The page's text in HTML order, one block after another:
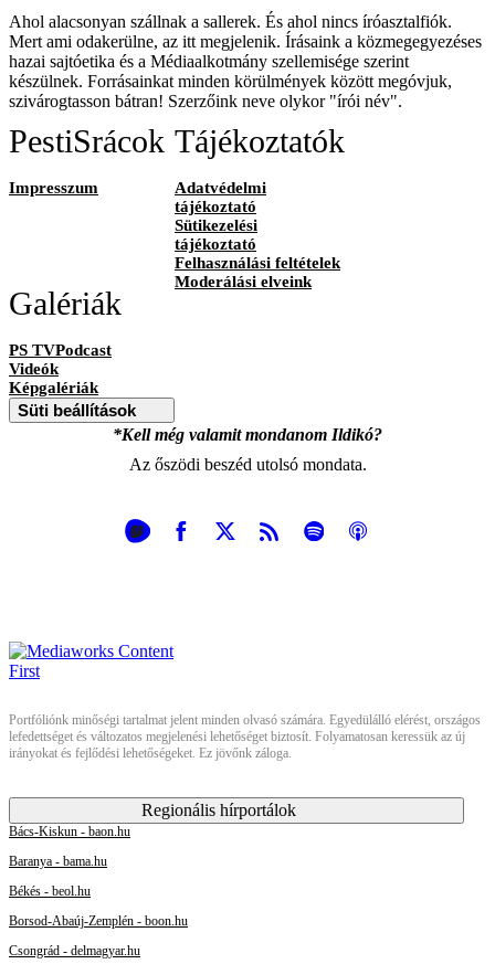
Ahol alacsonyan szállnak a sallerek. És ahol nincs íróasztalfiók.
Mert ami odakerülne, az itt megjelenik. Írásaink a közmegegyezéses
hazai sajtóetika és a Médiaalkotmány szellemisége szerint
készülnek. Forrásainkat minden körülmények között megóvjuk,
szivárogtasson bátran! Szerzőink neve olykor "írói név".
PestiSrácok
Impresszum
Tájékoztatók
Adatvédelmi
tájékoztató
Sütikezelési
tájékoztató
Felhasználási feltételek
Moderálási elveink
Galériák
PS TVPodcast
Videók
Képgalériák
Süti beállítások
*Kell még valamit mondanom Ildikó?
Az őszödi beszéd utolsó mondata.
Portfóliónk minőségi tartalmat jelent minden olvasó számára. Egyedülálló elérést, országos
lefedettséget és változatos megjelenési lehetőséget biztosít. Folyamatosan keressük az új
irányokat és fejlődési lehetőségeket. Ez jövőnk záloga.
Regionális hírportálok
Bács-Kiskun - baon.hu
Baranya - bama.hu
Békés - beol.hu
Borsod-Abaúj-Zemplén - boon.hu
Csongrád - delmagyar.hu